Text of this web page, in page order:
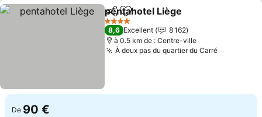
PartagerAjouter à mes favoris
pentahotel Liège
4 Étoiles
8,6 Excellent
8 162
à 0.5 km de : Centre-ville
À deux pas du quartier du Carré
De 90 €